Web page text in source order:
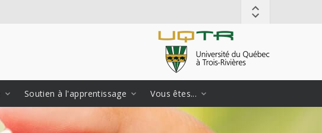
Soutien à l'apprentissage Vous êtes...